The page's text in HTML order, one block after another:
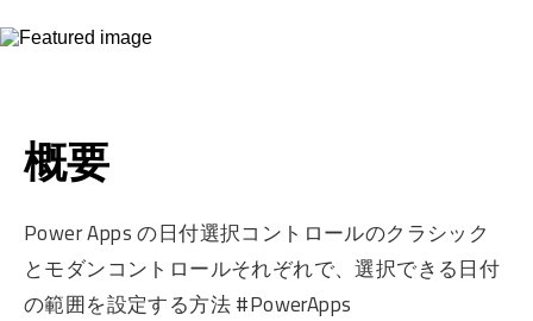
概要
Power Apps の日付選択コントロールのクラシック
とモダンコントロールそれぞれで、選択できる日付
の範囲を設定する方法 #PowerApps